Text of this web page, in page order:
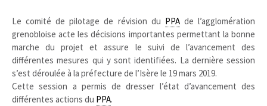
Le comité de pilotage de révision du PPAde l’agglomération
grenobloise acte les décisions importantes permettant la bonne
marche du projet et assure le suivi de l’avancement des
différentes mesures qui y sont identifiées. La dernière session
s’est déroulée à la préfecture de l’Isère le 19 mars 2019.
Cette session a permis de dresser l’état d’avancement des
différentes actions du PPA.